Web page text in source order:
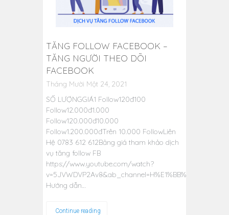
TĂNG FOLLOW FACEBOOK –
TĂNG NGƯỜI THEO DÕI
FACEBOOK
Tháng Mười Một 24, 2021
SỐ LƯỢNGGIÁ1 Follow120đ100
Follow12.000đ1.000
Follow120.000đ10.000
Follow1.200.000đTrên 10.000 FollowLiên
Hệ 0783 612 612Bảng giá tham khảo dịch
vụ tăng follow FB
https://www.youtube.com/watch?
Hướng dẫn…
Continue reading